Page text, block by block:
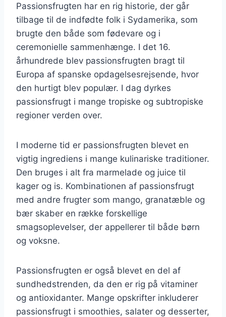
Passionsfrugten har en rig historie, der går
tilbage til de indfødte folk i Sydamerika, som
brugte den både som fødevare og i
ceremonielle sammenhænge. I det 16.
århundrede blev passionsfrugten bragt til
Europa af spanske opdagelsesrejsende, hvor
den hurtigt blev populær. I dag dyrkes
passionsfrugt i mange tropiske og subtropiske
regioner verden over.
I moderne tid er passionsfrugten blevet en
vigtig ingrediens i mange kulinariske traditioner.
Den bruges i alt fra marmelade og juice til
kager og is. Kombinationen af passionsfrugt
med andre frugter som mango, granatæble og
bær skaber en række forskellige
smagsoplevelser, der appellerer til både børn
og voksne.
Passionsfrugten er også blevet en del af
sundhedstrenden, da den er rig på vitaminer
og antioxidanter. Mange opskrifter inkluderer
passionsfrugt i smoothies, salater og desserter,